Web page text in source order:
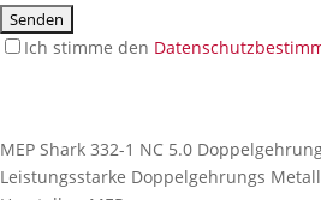
Ich stimme den
o
u
MEP Shark 332-1 NC 5.0
Leistungsstarke Doppelgehrungs